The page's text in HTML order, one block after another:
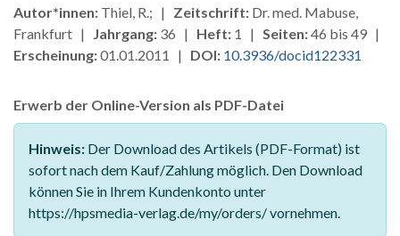
Autor*innen: Thiel, R.; | Zeitschrift: Dr. med. Mabuse,
Frankfurt | Jahrgang: 36 | Heft: 1 | Seiten:46 bis 49 |
Erscheinung:01.01.2011 | DOI: 10.3936/docid122331
Erwerb der Online-Version als PDF-Datei
Hinweis: Der Download des Artikels (PDF-Format) ist
sofort nach dem Kauf/Zahlung möglich. Den Download
können Sie in Ihrem Kundenkonto unter
https://hpsmedia-verlag.de/my/orders/ vornehmen.